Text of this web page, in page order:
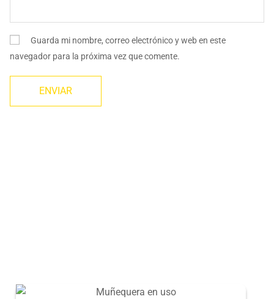
Guarda mi nombre, correo electrónico y web en este
navegador para la próxima vez que comente.